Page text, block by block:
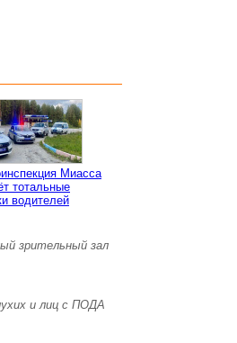
Миасса
тотальные
водителей
зрительный зал
и лиц с ПОДА